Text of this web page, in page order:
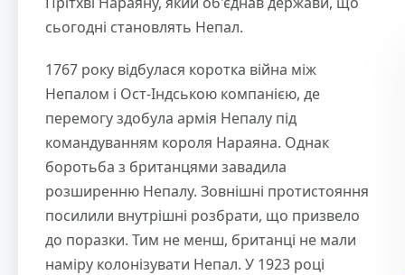
сьогодні становлять Непал.
1767 року відбулася коротка війна між
Непалом і Ост-Індською компанією, де
перемогу здобула армія Непалу під
командуванням короля Нараяна. Однак
боротьба з британцями завадила
розширенню Непалу. Зовнішні протистояння
посилили внутрішні розбрати, що призвело
до поразки. Тим не менш, британці не мали
наміру колонізувати Непал. У 1923 році